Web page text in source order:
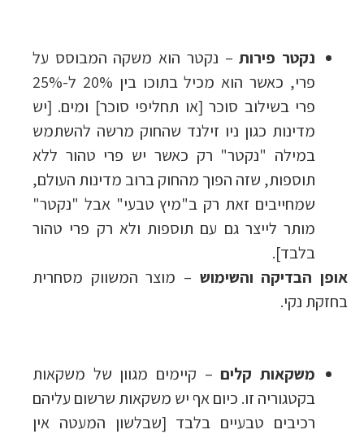
נקטר פירות – נקטר הוא משקה המבוסס על
פרי, כאשר הוא מכיל בתוכו בין 20% ל-25%
פרי בשילוב סוכר [או תחליפי סוכר] ומים. [יש
מדינות כגון ניו זילנד שהחוק מרשה להשתמש
במילה "נקטר" רק כאשר יש פרי טהור ללא
תוספות, שזה הפוך מהחוק ברוב מדינות העולם,
שמחייבים זאת רק ב"מיץ טבעי" אבל "נקטר"
מותר לייצר גם עם תוספות ולא רק פרי טהור
בלבד].
אופן הבדיקה והשימוש – מוצר המשווק מסחרית
בחזקת נקי.
משקאות קלים – קיימים מגוון של משקאות
בקטגוריה זו. כיום אף יש משקאות שרשום עליהם
רכיבים טבעיים בלבד [שבלשון המעטה אין